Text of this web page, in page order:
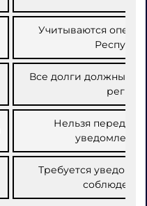
Учитываются
Все долги должны
Нельзя
уведомления
Требуется